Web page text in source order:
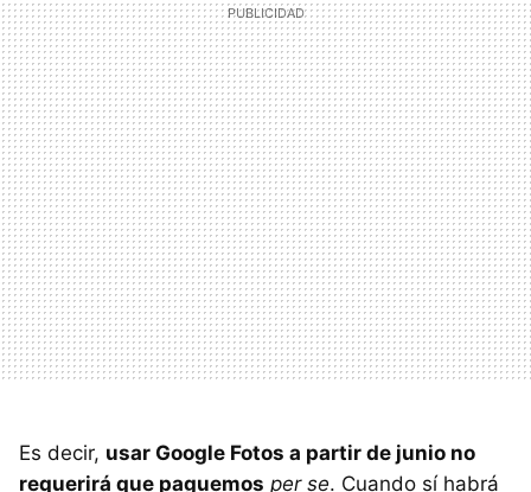
Es decir, usar Google Fotos a partir de junio no
requerirá que paguemos per se. Cuando sí habrá